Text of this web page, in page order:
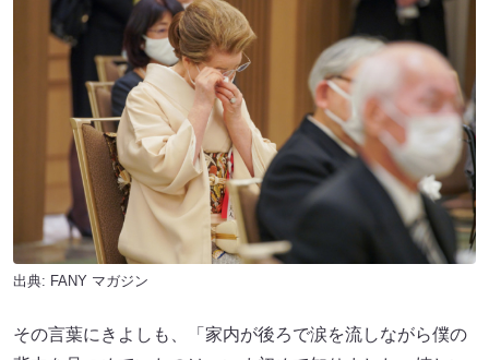
出典: FANY マガジン
その言葉にきよしも、「家内が後ろで涙を流しながら僕の